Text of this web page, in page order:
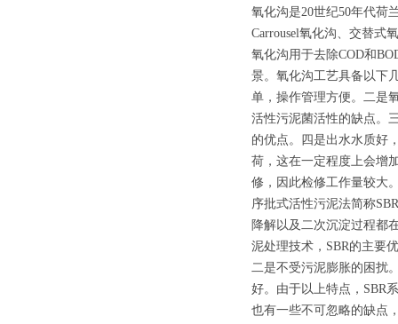
氧化沟是20世纪50年代荷
Carrousel氧化沟、交替式
氧化沟用于去除COD和
景。氧化沟工艺具备以下
单，操作管理方便。二是
活性污泥菌活性的缺点。
的优点。四是出水水质好
荷，这在一定程度上会增
修，因此检修工作量较大
序批式活性污泥法简称
降解以及二次沉淀过程都
泥处理技术，SBR的主要
二是不受污泥膨胀的困扰
好。由于以上特点，SBR
也有一些不可忽略的缺点